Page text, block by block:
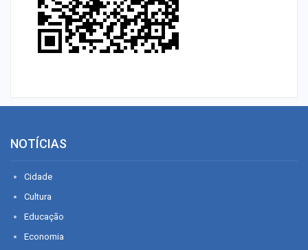
NOTÍCIAS
Cidade
Cultura
Educação
Economia